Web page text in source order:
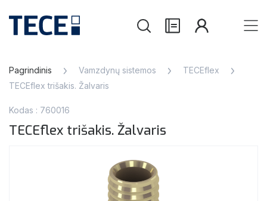
Pagrindinis Vamzdynų sistemos
TECEflex
TECEflex trišakis. Žalvaris
Kodas : 760016
TECEflex trišakis. Žalvaris